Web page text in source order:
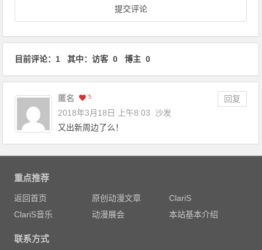
目前评论：1 其中：访客 0 博主 0
匿名 5
回复
2018年3月18日 上午8:03
沙发
又出新周边了么！
重点推荐
返回首页 原创动漫文章
ClariS
ClariS音乐
动漫展会 本站基本介绍
联系方式